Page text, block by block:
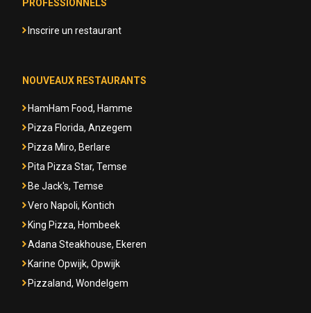
PROFESSIONNELS
Inscrire un restaurant
NOUVEAUX RESTAURANTS
HamHam Food, Hamme
Pizza Florida, Anzegem
Pizza Miro, Berlare
Pita Pizza Star, Temse
Be Jack's, Temse
Vero Napoli, Kontich
King Pizza, Hombeek
Adana Steakhouse, Ekeren
Karine Opwijk, Opwijk
Pizzaland, Wondelgem